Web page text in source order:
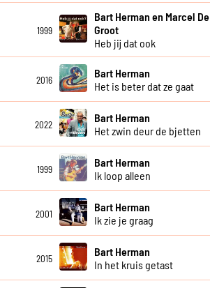
1999
Bart Herman en Marcel De
Groot
Heb jij dat ook
2016
Bart Herman
Het is beter dat ze gaat
2022
Bart Herman
Het zwin deur de bjetten
1999
Bart Herman
Ik loop alleen
2001
Bart Herman
Ik zie je graag
2015
Bart Herman
In het kruis getast